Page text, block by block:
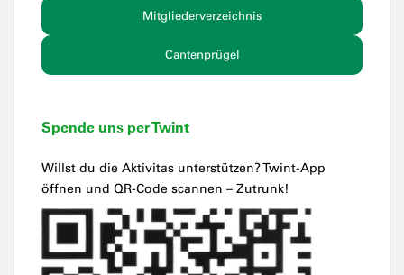
Mitgliederverzeichnis
Cantenprügel
Spende uns per Twint
Willst du die Aktivitas unterstützen? Twint-App
öffnen und QR-Code scannen – Zutrunk!